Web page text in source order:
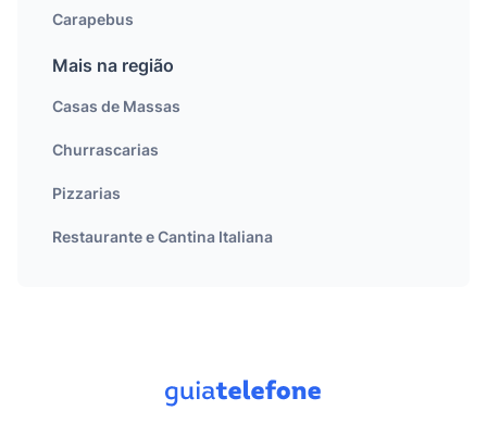
Carapebus
Mais na região
Casas de Massas
Churrascarias
Pizzarias
Restaurante e Cantina Italiana